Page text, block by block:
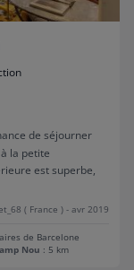
de séjourner
la petite
est superbe,
( France ) - avr 2019
de Barcelone
Nou : 5 km